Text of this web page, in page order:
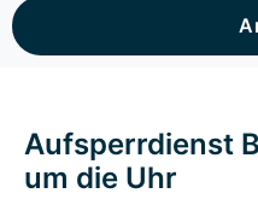
Aufsperrdienst
um die Uhr